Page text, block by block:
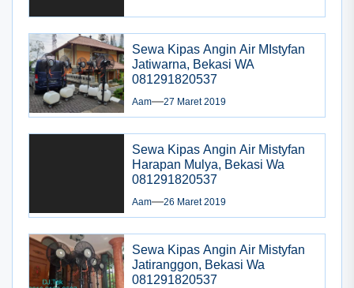
Sewa Kipas Angin Air MIstyfan
Jatiwarna, Bekasi WA
081291820537
Aam 27 Maret 2019
Sewa Kipas Angin Air Mistyfan
Harapan Mulya, Bekasi Wa
081291820537
Aam 26 Maret 2019
Sewa Kipas Angin Air Mistyfan
Jatiranggon, Bekasi Wa
081291820537